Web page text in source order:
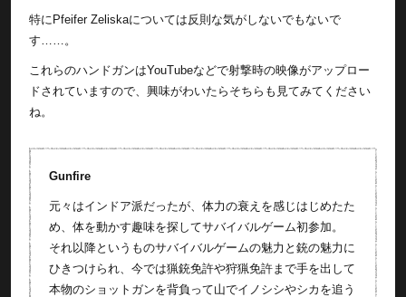
特にPfeifer Zeliskaについては反則な気がしないでもないで
す……。
これらのハンドガンはYouTubeなどで射撃時の映像がアップロー
ドされていますので、興味がわいたらそちらも見てみてください
ね。
Gunfire
元々はインドア派だったが、体力の衰えを感じはじめたた
め、体を動かす趣味を探してサバイバルゲーム初参加。
それ以降というものサバイバルゲームの魅力と銃の魅力に
ひきつけられ、今では猟銃免許や狩猟免許まで手を出して
本物のショットガンを背負って山でイノシシやシカを追う